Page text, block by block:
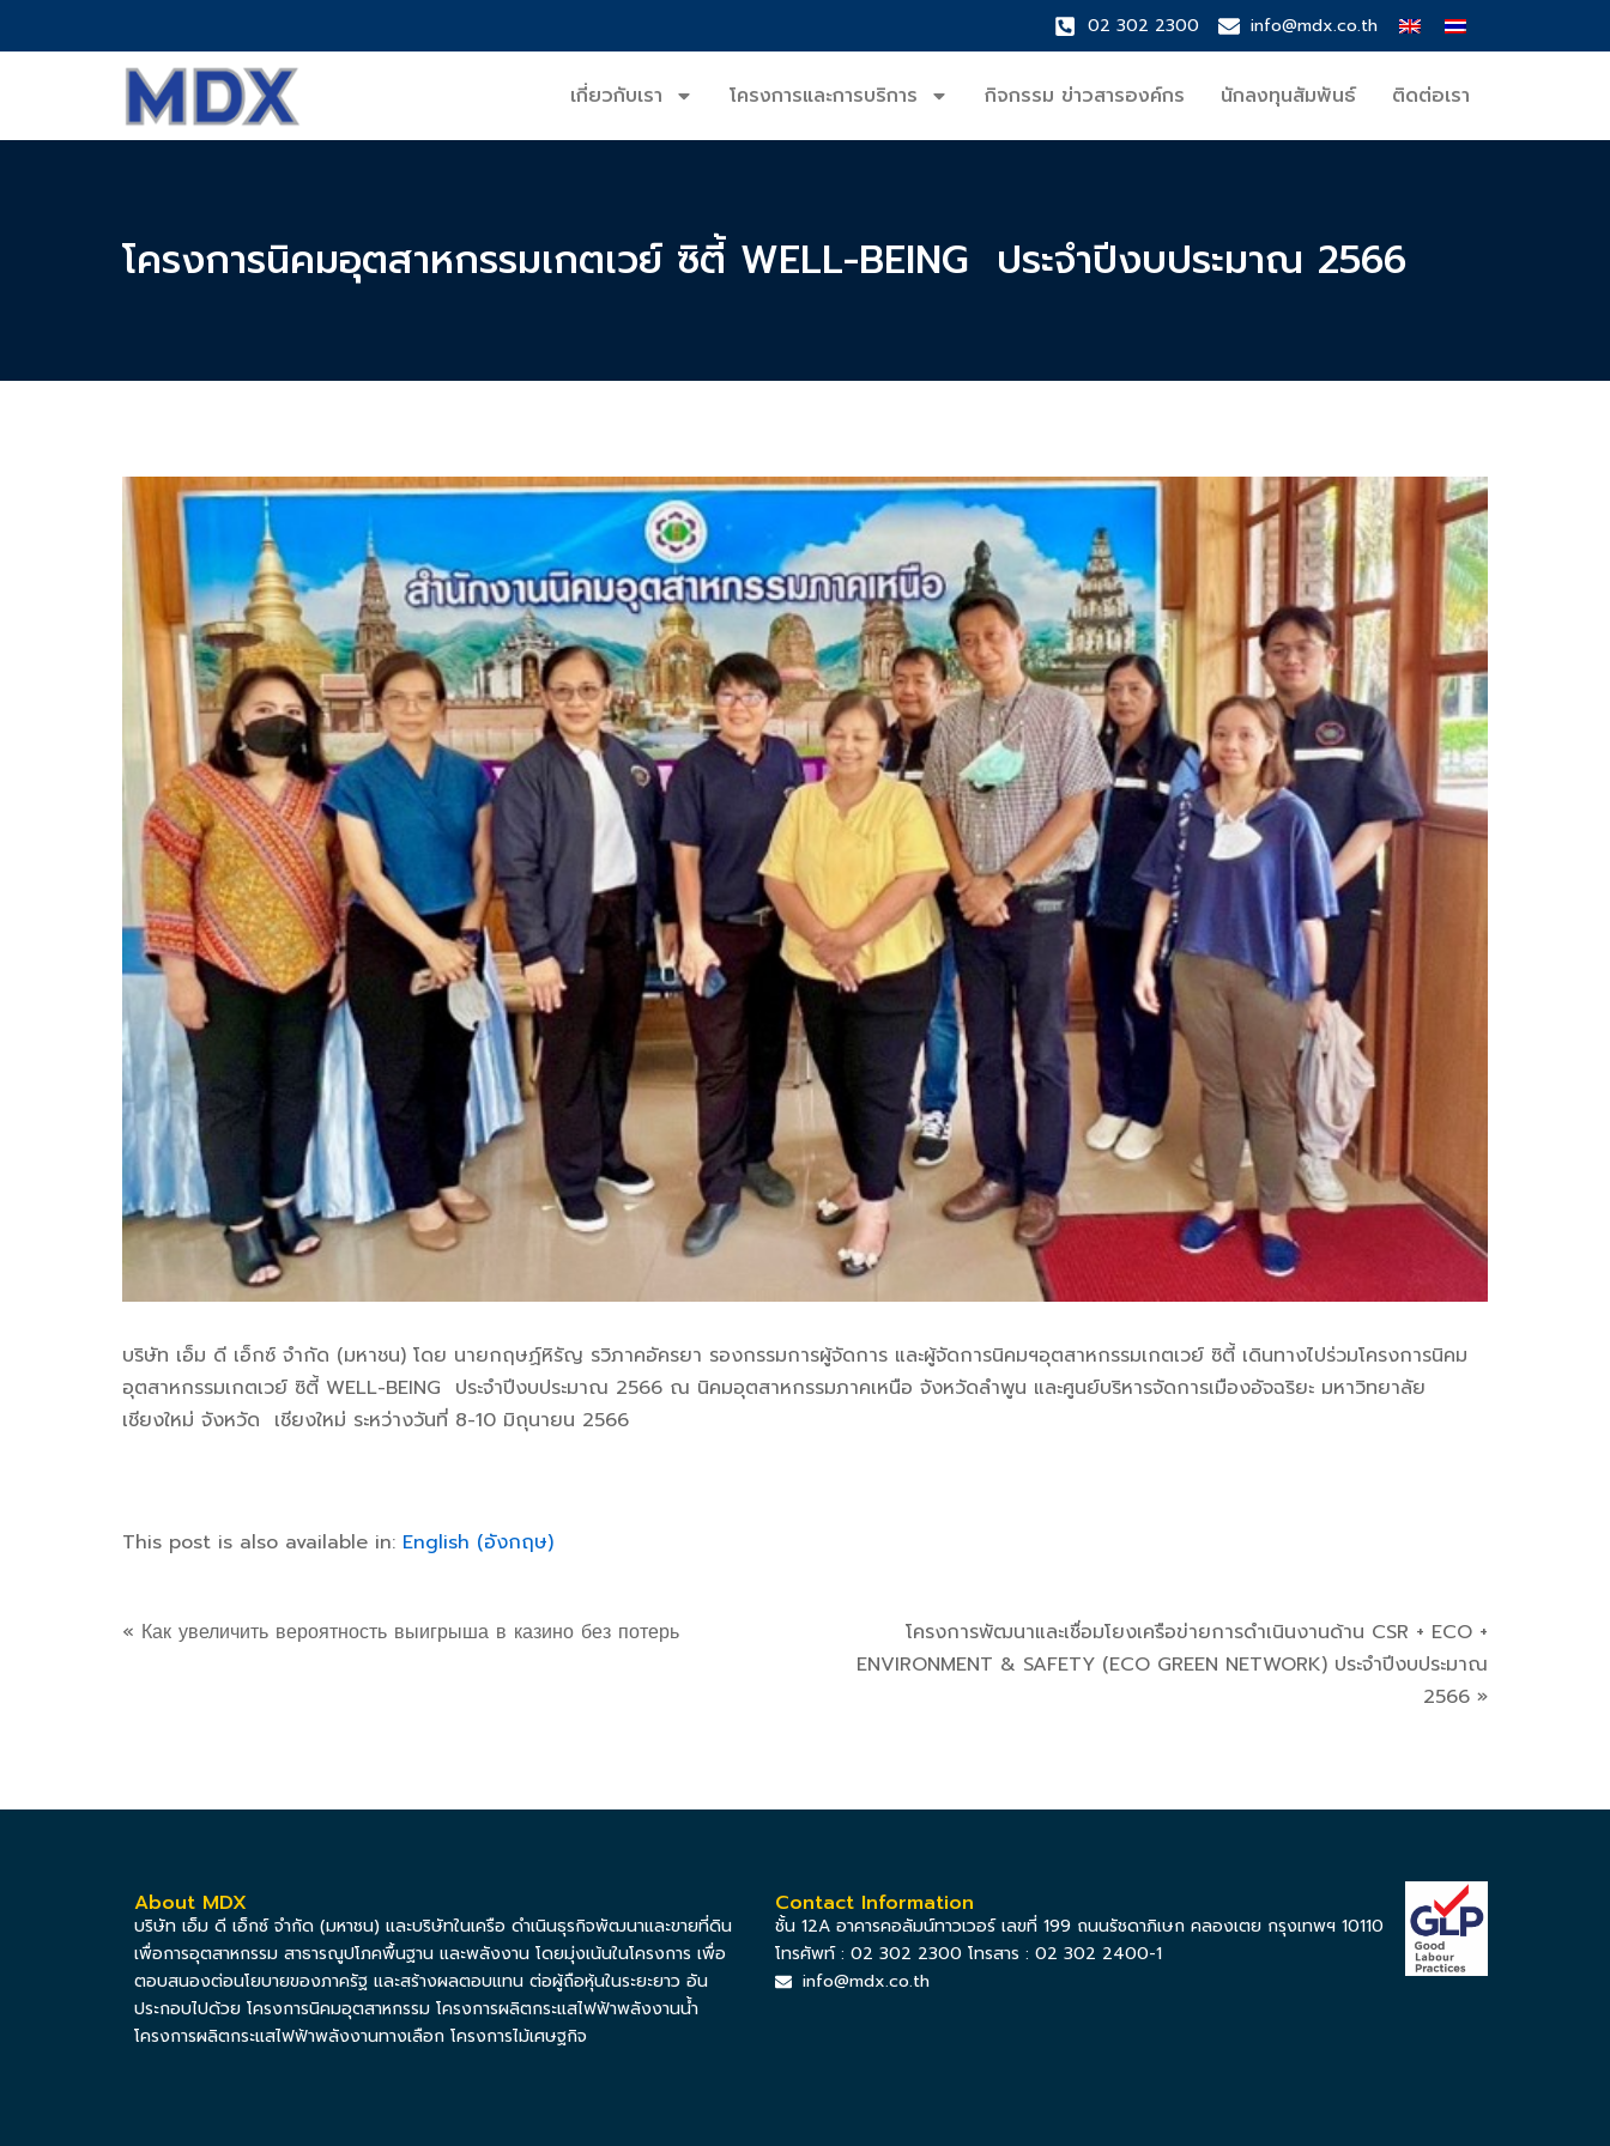
02 302 2300 info@mdx.co.th
เกี่ยวกับเรา โครงการและการบริการ กิจกรรม ข่าวสารองค์กร นักลงทุนสัมพันธ์ ติดต่อเรา
โครงการนิคมอุตสาหกรรมเกตเวย์ ซิตี้ WELL-BEING ประจำปีงบประมาณ 2566
บริษัท เอ็ม ดี เอ็กซ์ จำกัด (มหาชน) โดย นายกฤษฏ์หิรัญ รวิภาคอัครยา รองกรรมการผู้จัดการ และผู้จัดการนิคมฯอุตสาหกรรมเกตเวย์ ซิตี้ เดินทางไปร่วมโครงการนิคม
อุตสาหกรรมเกตเวย์ ซิตี้ WELL-BEING ประจำปีงบประมาณ 2566 ณ นิคมอุตสาหกรรมภาคเหนือ จังหวัดลำพูน และศูนย์บริหารจัดการเมืองอัจฉริยะ มหาวิทยาลัย
เชียงใหม่ จังหวัด เชียงใหม่ ระหว่างวันที่ 8-10 มิถุนายน 2566
This post is also available in: English (อังกฤษ)
โครงการพัฒนาและเชื่อมโยงเครือข่ายการดำเนินงานด้าน CSR + ECO +
ENVIRONMENT & SAFETY (ECO GREEN NETWORK) ประจำปีงบประมาณ
2566 »
« Как увеличить вероятность выигрыша в казино без потерь
About MDX
บริษัท เอ็ม ดี เอ็กซ์ จำกัด (มหาชน) และบริษัทในเครือ ดำเนินธุรกิจพัฒนาและขายที่ดิน
เพื่อการอุตสาหกรรม สาธารณูปโภคพื้นฐาน และพลังงาน โดยมุ่งเน้นในโครงการ เพื่อ
ตอบสนองต่อนโยบายของภาครัฐ และสร้างผลตอบแทน ต่อผู้ถือหุ้นในระยะยาว อัน
ประกอบไปด้วย โครงการนิคมอุตสาหกรรม โครงการผลิตกระแสไฟฟ้าพลังงานน้ำ
โครงการผลิตกระแสไฟฟ้าพลังงานทางเลือก โครงการไม้เศษฐกิจ
Contact Information
ชั้น 12A อาคารคอลัมน์ทาวเวอร์ เลขที่ 199 ถนนรัชดาภิเษก คลองเตย กรุงเทพฯ 10110
โทรศัพท์ : 02 302 2300 โทรสาร : 02 302 2400-1
info@mdx.co.th